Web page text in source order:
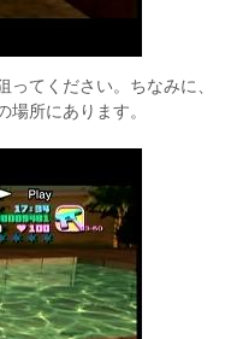
てください。ちなみに、
場所にあります。